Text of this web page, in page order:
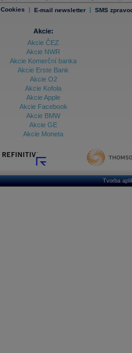
Cookies | E-mail newsletter | SMS
Akcie:
Akcie ČEZ
Akcie NWR
Akcie Komerční banka
Akcie Erste Bank
Akcie O2
Akcie Kofola
Akcie Apple
Akcie Facebook
Akcie BMW
Akcie GE
Akcie Moneta
Tvorba